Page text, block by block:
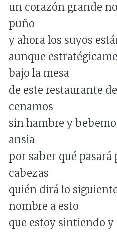
un corazón grande
puño
y ahora los suyos
aunque
bajo la mesa
de este restaurante
cenamos
sin hambre y
ansia
por saber qué pasará
cabezas
quién dirá lo
nombre a esto
que estoy sintiendo y